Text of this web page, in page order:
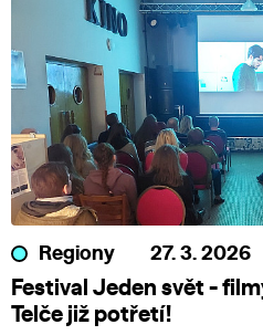
Regiony 27. 3. 2026
Festival Jeden svět -
Telče již potřetí!